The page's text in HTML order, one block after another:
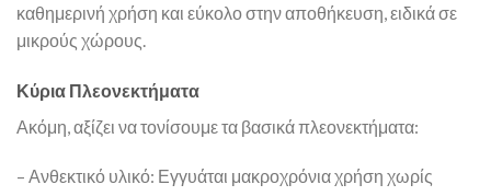
καθημερινή χρήση και εύκολο στην αποθήκευση, ειδικά σε
μικρούς χώρους.
Κύρια Πλεονεκτήματα
Ακόμη, αξίζει να τονίσουμε τα βασικά πλεονεκτήματα:
– Ανθεκτικό υλικό: Εγγυάται μακροχρόνια χρήση χωρίς